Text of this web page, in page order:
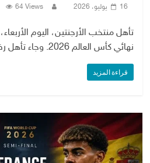
16 يوليو، 2026 64 Views
نهائي كأس العالم 2026. وجاء تأهل رفاق ليونيل ميسي
قراءة المزيد